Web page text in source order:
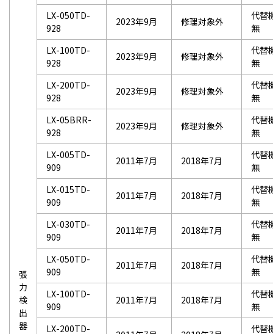
張
力
検
出
器
LX-050TD-
928
2023年9月 修理対象外
代替
無
LX-100TD-
928
2023年9月 修理対象外
代替
無
LX-200TD-
928
2023年9月 修理対象外
代替
無
LX-05BRR-
928
2023年9月 修理対象外
代替
無
LX-005TD-
909
2011年7月 2018年7月
代替
無
LX-015TD-
909
2011年7月 2018年7月
代替
無
LX-030TD-
909
2011年7月 2018年7月
代替
無
LX-050TD-
909
2011年7月 2018年7月
代替
無
LX-100TD-
909
2011年7月 2018年7月
代替
無
LX-200TD-
代替